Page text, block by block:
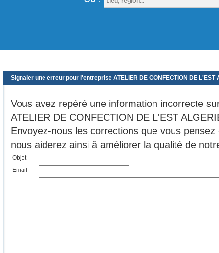
Signaler une erreur pour l'entreprise ATELIER DE CONFECTION DE L'EST
Vous avez repéré une information incorrecte
ATELIER DE CONFECTION DE L'EST
Envoyez-nous les corrections que vous
nous aiderez ainsi â améliorer la qualité de
Objet
Email